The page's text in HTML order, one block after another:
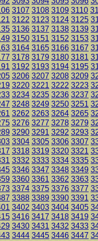
3107 3108 3109 3110
3122 3123 3124 3125
3136 3137 3138 3139
3150 3151 3152 3153
3164 3165 3166 3167
3178 3179 3180 3181
3192 3193 3194 3195
3206 3207 3208 3209
3220 3221 3222 3223
3234 3235 3236 3237
3248 3249 3250 3251
3262 3263 3264 3265
3276 3277 3278 3279
3290 3291 3292 3293
3304 3305 3306 3307
3318 3319 3320 3321
3332 3333 3334 3335
3346 3347 3348 3349
3360 3361 3362 3363
3374 3375 3376 3377
3388 3389 3390 3391
3402 3403 3404 3405
3416 3417 3418 3419
3430 3431 3432 3433
3444 3445 3446 3447